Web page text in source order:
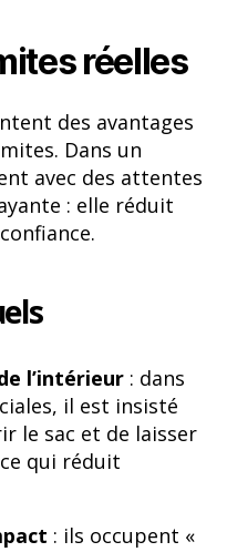
réelles
des avantages
Dans un
avec des attentes
: elle réduit
l’intérieur : dans
il est insisté
le sac et de laisser
qui réduit
: ils occupent «